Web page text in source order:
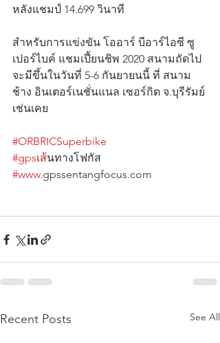
หลังแชมป์ 14.699 วินาที
สำหรับการแข่งขัน โออาร์ บีอาร์ไอซี ซู
เปอร์ไบค์ แชมเปี้ยนชิพ 2020 สนามถัดไป
จะมีขึ้นในวันที่ 5-6 กันยายนนี้ ที่ สนาม
ช้าง อินเตอร์เนชั่นแนล เซอร์กิต จ.บุรีรัมย์
เช่นเคย
#ORBRICSuperbike
#gpsเส้นทางโฟกัส
#www.gpssentangfocus.com
Recent Posts See All